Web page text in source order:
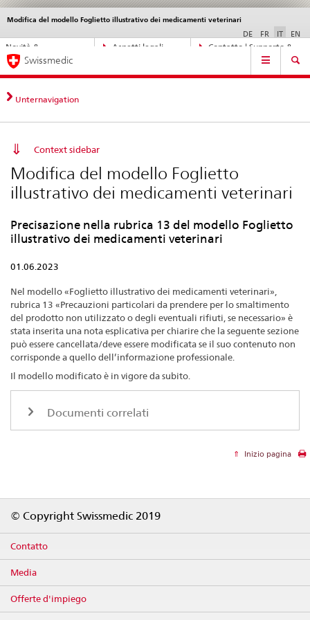
Navigazione
diretta:
novità,
legali,
Novità &
Aspetti legali,
Contatto | Supporto &
Modifica del modello Foglietto illustrativo dei medicamenti veterinari
DE FR IT EN
Service
Navigation
Swissmedic
Unternavigation
Context sidebar
Modifica del modello Foglietto
illustrativo dei medicamenti veterinari
Precisazione nella rubrica 13 del modello Foglietto
illustrativo dei medicamenti veterinari
01.06.2023
Nel modello «Foglietto illustrativo dei medicamenti veterinari»,
rubrica 13 «Precauzioni particolari da prendere per lo smaltimento
del prodotto non utilizzato o degli eventuali rifiuti, se necessario» è
stata inserita una nota esplicativa per chiarire che la seguente sezione
può essere cancellata/deve essere modificata se il suo contenuto non
corrisponde a quello dell’informazione professionale.
Il modello modificato è in vigore da subito.
Documenti correlati
Inizio pagina
© Copyright Swissmedic 2019
Contatto
Media
Offerte d'impiego